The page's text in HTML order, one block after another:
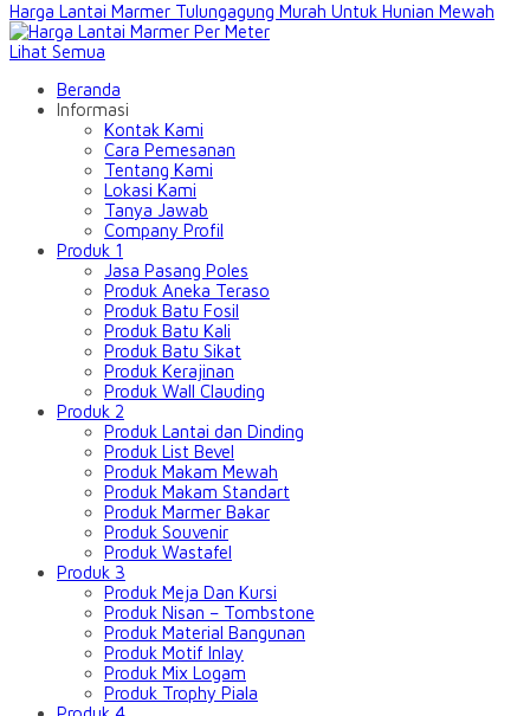
Harga Lantai Marmer Tulungagung Murah Untuk Hunian Mewah
Lihat Semua
Beranda
Informasi
Kontak Kami
Cara Pemesanan
Tentang Kami
Lokasi Kami
Tanya Jawab
Company Profil
Produk 1
Jasa Pasang Poles
Produk Aneka Teraso
Produk Batu Fosil
Produk Batu Kali
Produk Batu Sikat
Produk Kerajinan
Produk Wall Clauding
Produk 2
Produk Lantai dan Dinding
Produk List Bevel
Produk Makam Mewah
Produk Makam Standart
Produk Marmer Bakar
Produk Souvenir
Produk Wastafel
Produk 3
Produk Meja Dan Kursi
Produk Nisan – Tombstone
Produk Material Bangunan
Produk Motif Inlay
Produk Mix Logam
Produk Trophy Piala